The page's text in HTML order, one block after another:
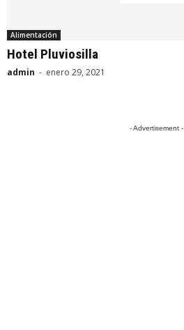
Alimentación
Hotel Pluviosilla
admin - enero 29, 2021
- Advertisement -